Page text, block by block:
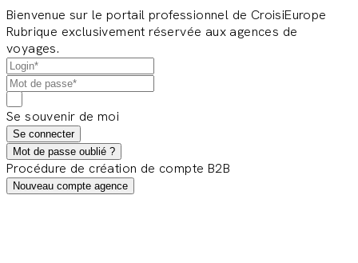
Bienvenue sur le portail professionnel de CroisiEurope
Rubrique exclusivement réservée aux agences de
voyages.
Se souvenir de moi
Se connecter
Mot de passe oublié ?
Procédure de création de compte B2B
Nouveau compte agence